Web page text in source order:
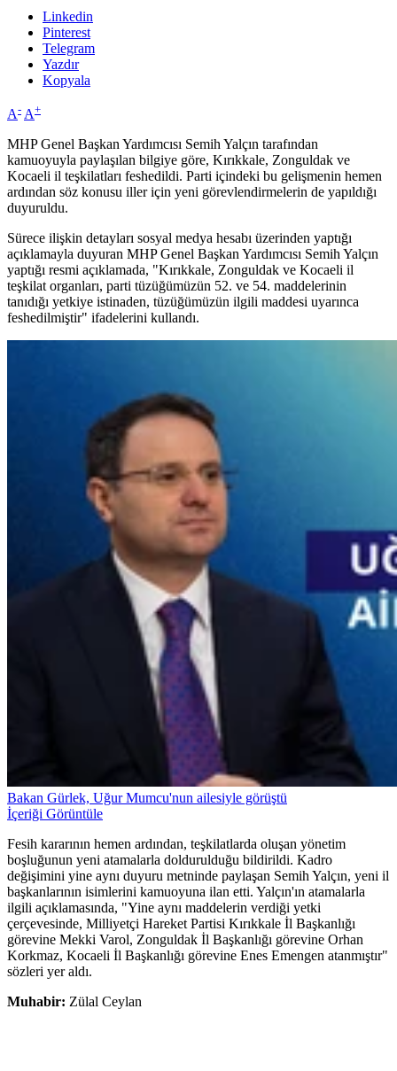
Linkedin
Pinterest
Telegram
Yazdır
Kopyala
A- A+
MHP Genel Başkan Yardımcısı Semih Yalçın tarafından
kamuoyuyla paylaşılan bilgiye göre, Kırıkkale, Zonguldak ve
Kocaeli il teşkilatları feshedildi. Parti içindeki bu gelişmenin hemen
ardından söz konusu iller için yeni görevlendirmelerin de yapıldığı
duyuruldu.
Sürece ilişkin detayları sosyal medya hesabı üzerinden yaptığı
açıklamayla duyuran MHP Genel Başkan Yardımcısı Semih Yalçın
yaptığı resmi açıklamada, "Kırıkkale, Zonguldak ve Kocaeli il
teşkilat organları, parti tüzüğümüzün 52. ve 54. maddelerinin
tanıdığı yetkiye istinaden, tüzüğümüzün ilgili maddesi uyarınca
feshedilmiştir" ifadelerini kullandı.
Bakan Gürlek, Uğur Mumcu'nun ailesiyle görüştü
İçeriği Görüntüle
Fesih kararının hemen ardından, teşkilatlarda oluşan yönetim
boşluğunun yeni atamalarla doldurulduğu bildirildi. Kadro
değişimini yine aynı duyuru metninde paylaşan Semih Yalçın, yeni il
başkanlarının isimlerini kamuoyuna ilan etti. Yalçın'ın atamalarla
ilgili açıklamasında, "Yine aynı maddelerin verdiği yetki
çerçevesinde, Milliyetçi Hareket Partisi Kırıkkale İl Başkanlığı
görevine Mekki Varol, Zonguldak İl Başkanlığı görevine Orhan
Korkmaz, Kocaeli İl Başkanlığı görevine Enes Emengen atanmıştır"
sözleri yer aldı.
Muhabir: Zülal Ceylan